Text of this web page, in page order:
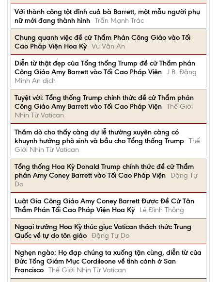
Với thành công tột đỉnh cuả bà Barrett, một mẫu người phụ
nữ mới đang thành hình Trần Mạnh Trác
Chung quanh việc đề cử Thẩm Phán Công Giáo vào Tối
Cao Pháp Viện Hoa Kỳ Vũ Văn An
Diễn từ thật đẹp của Tổng thống Trump đề cử Thẩm phán
Công Giáo Amy Barrett vào Tối Cao Pháp Viện J.B. Đặng
Minh An dịch
Tuyệt vời: Tổng thống Trump chính thức đề cử Thẩm phán
Công Giáo Amy Barrett vào Tối Cao Pháp Viện Thế Giới
Nhìn Từ Vatican
Thăm dò cho thấy càng dự lễ thường xuyên càng có
khuynh hướng phò sinh và bầu cho Tổng thống Trump Thế
Giới Nhìn Từ Vatican
Tổng thống Hoa Kỳ Donald Trump chính thức đề cử Thẩm
phán Amy Coney Barrett vào Tối Cao Pháp Viện Đặng Tự
Do
Luật Gia Công Giáo Amy Coney Barrett Được Đề Cử Tân
Thẩm Phán Tối Cao Pháp Viện Hoa Kỳ
Lê Đình Thông
Ngoại trưởng Hoa Kỳ thúc giục Vatican thách thức Trung
Quốc về tự do tôn giáo Đặng Tự Do
Nghẹn ngào: Họ đạp chúng ta xuống tận cùng, diễn từ của
Đức Tổng Giám Mục Cordileone về tình cảnh ở San
Francisco Thế Giới Nhìn Từ Vatican